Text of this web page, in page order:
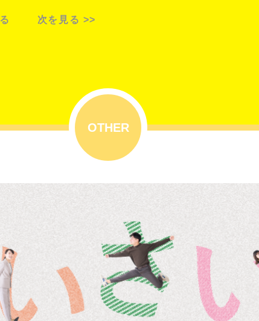
次を見る >>
OTHER